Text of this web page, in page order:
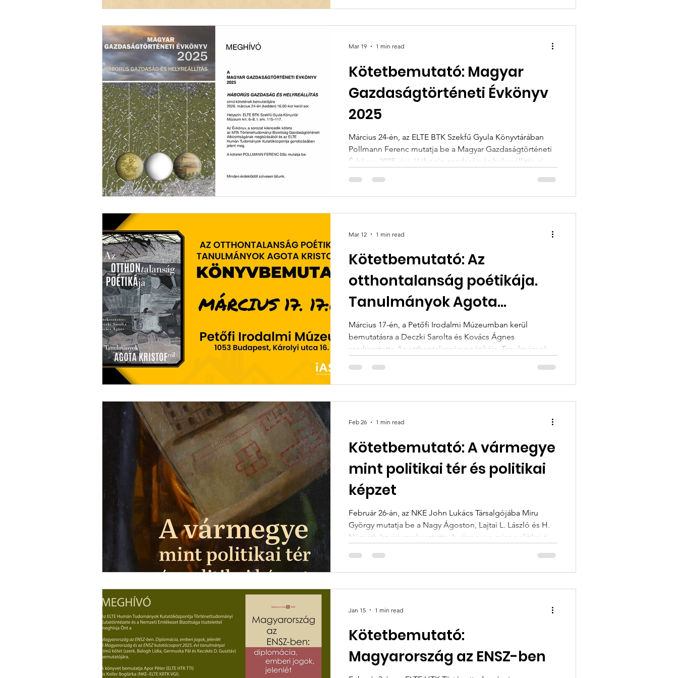
Kötetbemutató: Magyar
Gazdaságtörténeti Évkönyv
2025
Március 24-én, az ELTE BTK Szekfű Gyula Könyvtárában
Pollmann Ferenc mutatja be a Magyar Gazdaságtörténeti
Évkönyv 2025. évi, Háborús gazdaság és helyreállítás című
Mar 19 1 min read
Kötetbemutató: Az
otthontalanság poétikája.
Tanulmányok Agota
Kristofról
Március 17-én, a Petőfi Irodalmi Múzeumban kerül
bemutatásra a Deczki Sarolta és Kovács Ágnes
szerkesztette Az otthontalanság poétikája. Tanulmányok
Szolláth Dávid irodalomtörténész, az ELTE HTK
Irodalomtudományi Kutatóintézet főmunkatársa A
Irodalomtudományi Kutatóintézet főmunkatársa, az iASK
Mar 12 1 min read
Kötetbemutató: A vármegye
mint politikai tér és politikai
képzet
Február 26-án, az NKE John Lukács Társalgójába Miru
György mutatja be a Nagy Ágoston, Lajtai L. László és H.
Németh István szerkesztette A vármegye mint politikai tér
Feb 26 1 min read
Kötetbemutató:
Magyarország az ENSZ-ben
Jan 15 1 min read